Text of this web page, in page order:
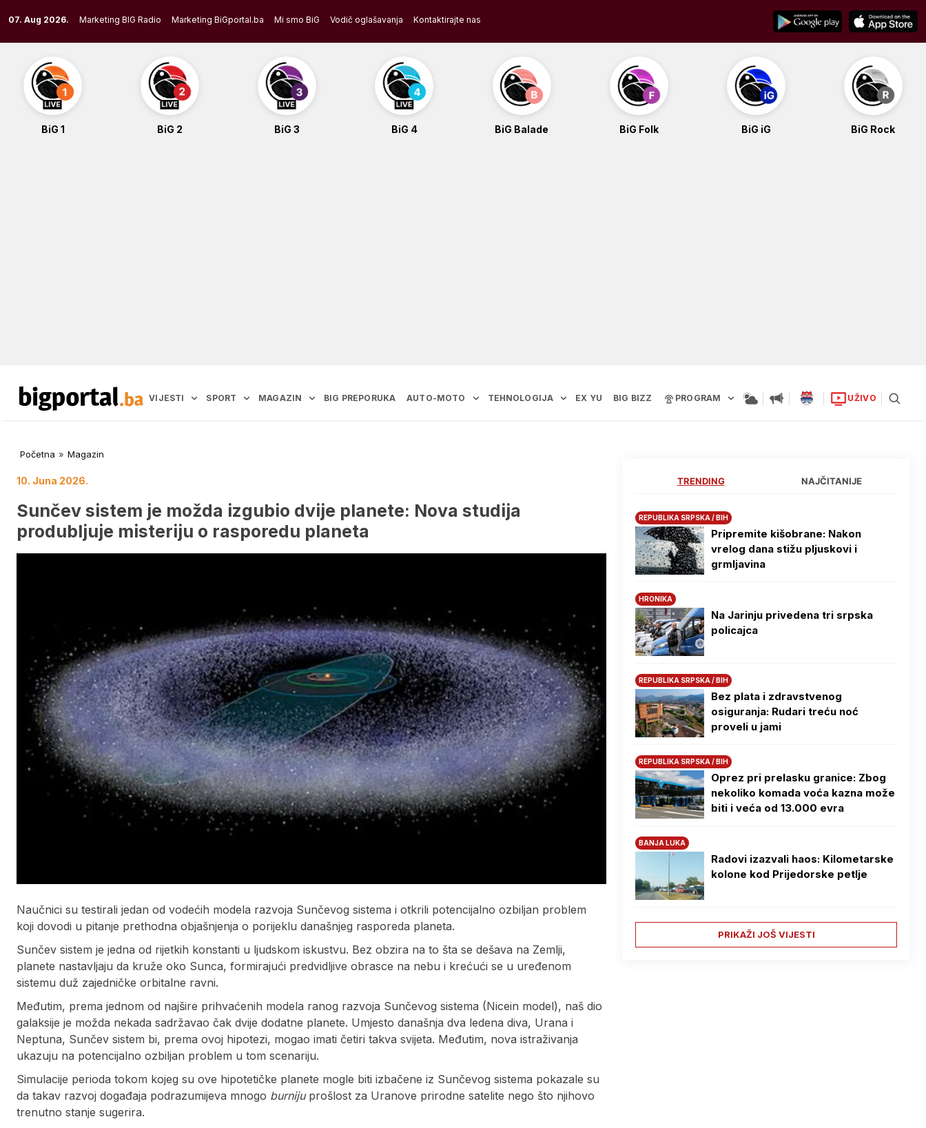
to
content
07. Aug 2026. Marketing BIG Radio Marketing BiGportal.ba Mi smo BiG Vodič oglašavanja Kontaktirajte nas
BiG 1 BiG 2 BiG 3 BiG 4 BiG Balade BiG Folk BiG iG BiG Rock
VIJESTI SPORT MAGAZIN BIG PREPORUKA AUTO-MOTO TEHNOLOGIJA EX YU BIG BIZZ PROGRAM UŽIVO
Početna » Magazin
10. Juna 2026.
Sunčev sistem je možda izgubio dvije planete: Nova studija
produbljuje misteriju o rasporedu planeta
Naučnici su testirali jedan od vodećih modela razvoja Sunčevog sistema i otkrili potencijalno ozbiljan problem
koji dovodi u pitanje prethodna objašnjenja o porijeklu današnjeg rasporeda planeta.
Sunčev sistem je jedna od rijetkih konstanti u ljudskom iskustvu. Bez obzira na to šta se dešava na Zemlji,
planete nastavljaju da kruže oko Sunca, formirajući predvidljive obrasce na nebu i krećući se u uređenom
sistemu duž zajedničke orbitalne ravni.
Međutim, prema jednom od najšire prihvaćenih modela ranog razvoja Sunčevog sistema (Nicein model), naš dio
galaksije je možda nekada sadržavao čak dvije dodatne planete. Umjesto današnja dva ledena diva, Urana i
Neptuna, Sunčev sistem bi, prema ovoj hipotezi, mogao imati četiri takva svijeta. Međutim, nova istraživanja
ukazuju na potencijalno ozbiljan problem u tom scenariju.
Simulacije perioda tokom kojeg su ove hipotetičke planete mogle biti izbačene iz Sunčevog sistema pokazale su
da takav razvoj događaja podrazumijeva mnogo burnijuprošlost za Uranove prirodne satelite nego što njihovo
trenutno stanje sugerira.
TRENDING NAJČITANIJE
REPUBLIKA SRPSKA / BIH
Pripremite kišobrane: Nakon
vrelog dana stižu pljuskovi i
grmljavina
HRONIKA
Na Јarinju privedena tri srpska
policajca
REPUBLIKA SRPSKA / BIH
Bez plata i zdravstvenog
osiguranja: Rudari treću noć
proveli u jami
REPUBLIKA SRPSKA / BIH
Oprez pri prelasku granice: Zbog
nekoliko komada voća kazna može
biti i veća od 13.000 evra
BANJA LUKA
Radovi izazvali haos: Kilometarske
kolone kod Prijedorske petlje
PRIKAŽI JOŠ VIJESTI